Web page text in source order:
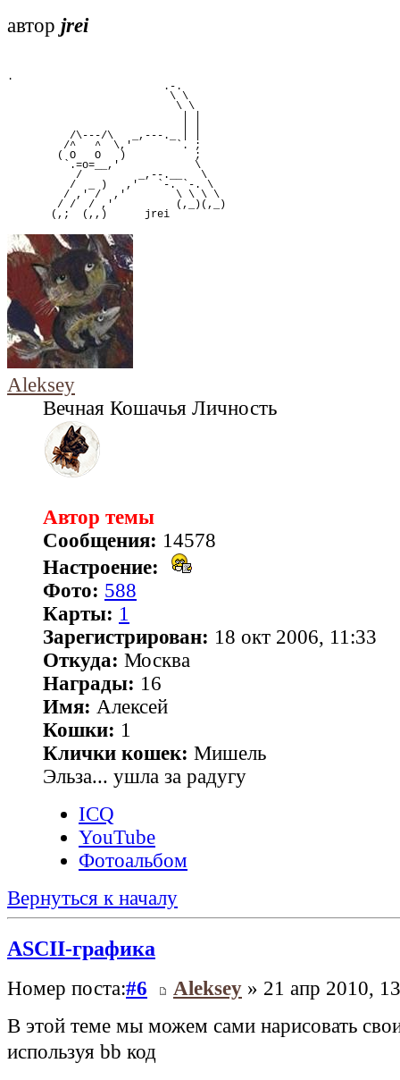
автор jrei
.
                         .-.
                          \ \
                           \ \
          /\---/\   _,---._ | |
         /^   ^  \,'       `. ;
        ( O   O   )           ;
         `.=o=__,'            \
           /         _,--.__   \
          /  _ )   ,'   `-. `-. \
         / ,' /  ,'        \ \ \ \
        / /  / ,'          (,_)(,_)
       (,;  (,,)      jrei
Aleksey
Вечная Кошачья Личность
Автор темы
Сообщения: 14578
Настроение:
Фото: 588
Карты: 1
Зарегистрирован: 18 окт 2006, 11:33
Откуда: Москва
Награды: 16
Имя: Алексей
Кошки: 1
Клички кошек: Мишель
Эльза... ушла за радугу
ICQ
YouTube
Фотоальбом
Вернуться к началу
ASCII-графика
Номер поста:#6 Aleksey » 21 апр 2010,
В этой теме мы можем сами нарисовать
используя bb код